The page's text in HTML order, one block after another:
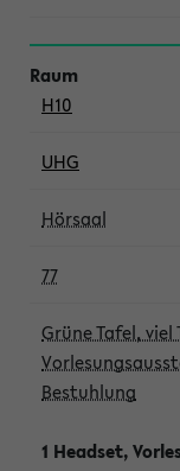
H10
UHG
Hörsaal
77
Grüne Tafel,
Bestuhlung
1 Headset,